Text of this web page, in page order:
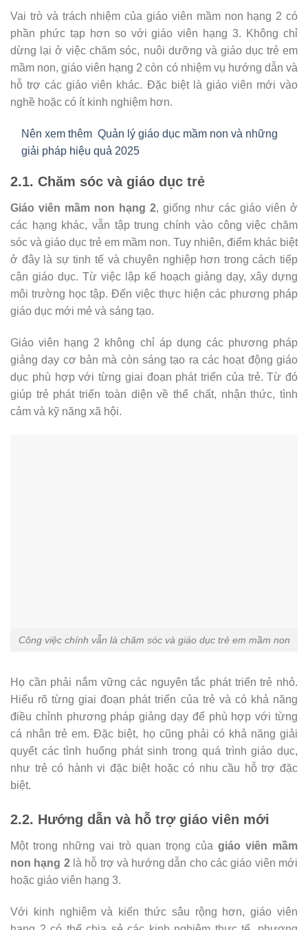
Vai trò và trách nhiệm của giáo viên mầm non hạng 2 có
phần phức tạp hơn so với giáo viên hạng 3. Không chỉ
dừng lại ở việc chăm sóc, nuôi dưỡng và giáo dục trẻ em
mầm non, giáo viên hạng 2 còn có nhiệm vụ hướng dẫn và
hỗ trợ các giáo viên khác. Đặc biệt là giáo viên mới vào
nghề hoặc có ít kinh nghiệm hơn.
Nên xem thêm Quản lý giáo dục mầm non và những
giải pháp hiệu quả 2025
2.1. Chăm sóc và giáo dục trẻ
Giáo viên mầm non hạng 2, giống như các giáo viên ở
các hạng khác, vẫn tập trung chính vào công việc chăm
sóc và giáo dục trẻ em mầm non. Tuy nhiên, điểm khác biệt
ở đây là sự tinh tế và chuyên nghiệp hơn trong cách tiếp
cận giáo dục. Từ việc lập kế hoạch giảng dạy, xây dựng
môi trường học tập. Đến việc thực hiện các phương pháp
giáo dục mới mẻ và sáng tạo.
Giáo viên hạng 2 không chỉ áp dụng các phương pháp
giảng dạy cơ bản mà còn sáng tạo ra các hoạt động giáo
dục phù hợp với từng giai đoạn phát triển của trẻ. Từ đó
giúp trẻ phát triển toàn diện về thể chất, nhận thức, tình
cảm và kỹ năng xã hội.
Công việc chính vẫn là chăm sóc và giáo dục trẻ em mầm non
Họ cần phải nắm vững các nguyên tắc phát triển trẻ nhỏ.
Hiểu rõ từng giai đoạn phát triển của trẻ và có khả năng
điều chỉnh phương pháp giảng dạy để phù hợp với từng
cá nhân trẻ em. Đặc biệt, họ cũng phải có khả năng giải
quyết các tình huống phát sinh trong quá trình giáo dục,
như trẻ có hành vi đặc biệt hoặc có nhu cầu hỗ trợ đặc
biệt.
2.2. Hướng dẫn và hỗ trợ giáo viên mới
Một trong những vai trò quan trọng của giáo viên mầm
non hạng 2là hỗ trợ và hướng dẫn cho các giáo viên mới
hoặc giáo viên hạng 3.
Với kinh nghiệm và kiến thức sâu rộng hơn, giáo viên